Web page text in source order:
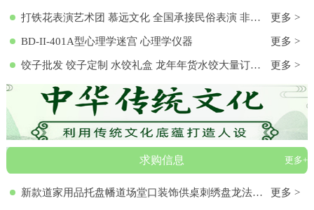
打铁花表演艺术团 慕远文化 全国承接民俗表演 非物质文化遗产 更多 >
BD-II-401A型心理学迷宫 心理学仪器 更多 >
饺子批发 饺子定制 水饺礼盒 龙年年货水饺大量订购 各种馅料饺子 饺子批发 饺子定制 水饺礼盒 龙年年货水饺大量订购 各种馅料饺子 更多 >
求购信息 更多+
新款道家用品托盘幡道场堂口装饰供桌刺绣盘龙法器香盘幡全套 更多 >